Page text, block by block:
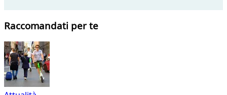
Raccomandati per te